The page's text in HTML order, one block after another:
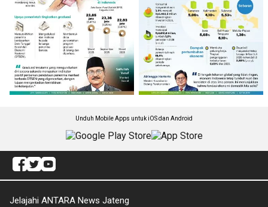
Unduh Mobile Apps untuk iOS dan Android
Jelajahi ANTARA News Jateng